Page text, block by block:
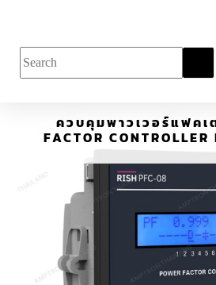
ควบคุมพาวเวอร์แฟคเ
FACTOR